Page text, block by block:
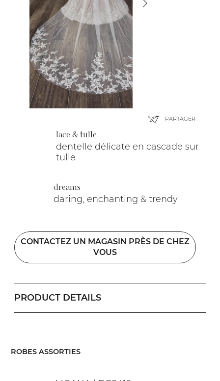
lace & tulle
dentelle délicate en cascade sur
tulle
dreams
daring, enchanting & trendy
CONTACTEZ UN MAGASIN PRÈS DE CHEZ
VOUS
PARTAGER
PRODUCT DETAILS
​ROBES ASSORTIES